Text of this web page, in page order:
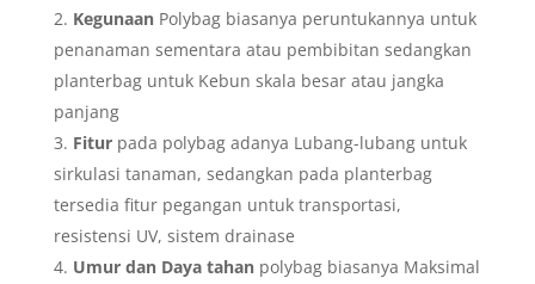
KegunaanPolybag biasanya peruntukannya untuk
penanaman sementara atau pembibitan sedangkan
planterbag untuk Kebun skala besar atau jangka
panjang
Fiturpada polybag adanya Lubang-lubang untuk
sirkulasi tanaman, sedangkan pada planterbag
tersedia fitur pegangan untuk transportasi,
resistensi UV, sistem drainase
Umur dan Daya tahanpolybag biasanya Maksimal